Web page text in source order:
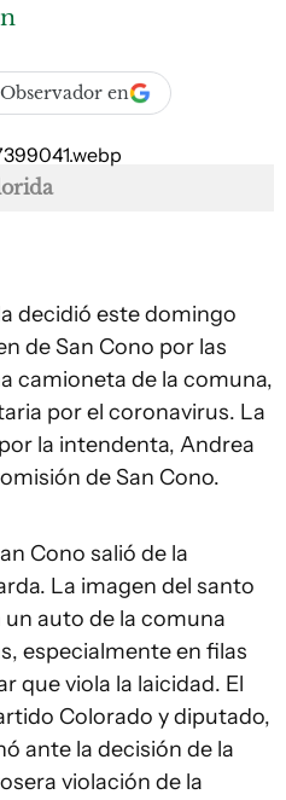
en
decidió este domingo
de San Cono por las
camioneta de la comuna,
por el coronavirus. La
la intendenta, Andrea
de San Cono.
Cono salió de la
La imagen del santo
auto de la comuna
especialmente en filas
que viola la laicidad. El
Colorado y diputado,
ante la decisión de la
violación de la